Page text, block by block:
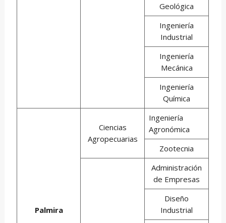
Geológica
Ingeniería
Industrial
Ingeniería
Mecánica
Ingeniería
Química
Palmira
Ciencias
Agropecuarias
Ingeniería
Agronómica
Zootecnia
Administración
de Empresas
Diseño
Industrial